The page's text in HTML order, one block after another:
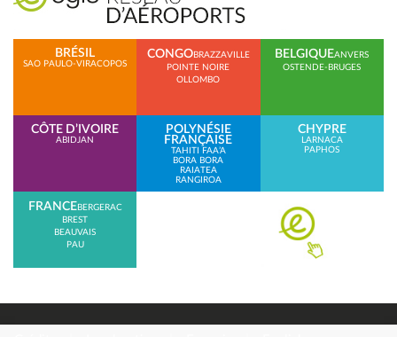
BRÉSIL
SAO PAULO-VIRACOPOS
CONGOBRAZZAVILLE
POINTE NOIRE
OLLOMBO
BELGIQUEANVERS
OSTENDE-BRUGES
CÔTE D’IVOIRE
ABIDJAN
POLYNÉSIE
FRANÇAISE
TAHITI FAA’A
BORA BORA
RAIATEA
RANGIROA
CHYPRE
LARNACA
PAPHOS
FRANCEBERGERAC
BREST
BEAUVAIS
PAU